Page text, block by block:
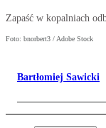
Zapaść w kopalniach
Foto: bnorbert3 / Adobe Stock
Bartłomiej Sawicki